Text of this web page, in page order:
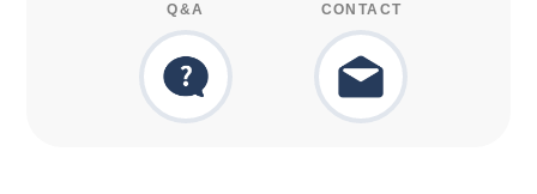
Q&A CONTACT